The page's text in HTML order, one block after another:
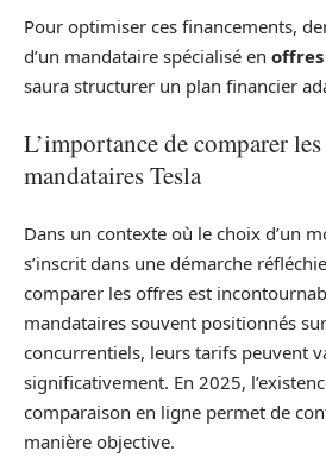
Pour optimiser ces financements,
d’un mandataire spécialisé en offres
saura structurer un plan financier
L’importance de comparer
mandataires Tesla
Dans un contexte où le choix d’un
s’inscrit dans une démarche
comparer les offres est
mandataires souvent positionnés
concurrentiels, leurs tarifs peuvent
significativement. En 2025,
comparaison en ligne permet de
manière objective.